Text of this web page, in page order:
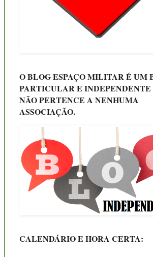
O BLOG ESPAÇO MILITAR É UM
PARTICULAR E INDEPENDENTE
NÃO PERTENCE A NENHUMA
ASSOCIAÇÃO.
CALENDÁRIO E HORA CERTA: